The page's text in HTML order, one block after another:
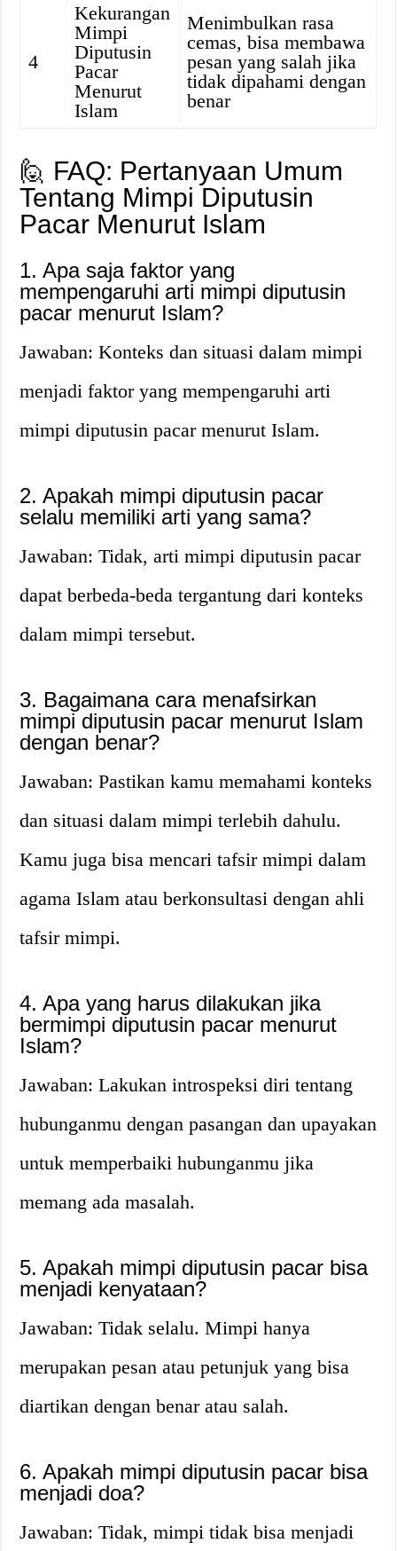
4
Kekurangan
Mimpi
Diputusin
Pacar
Menurut
Islam
Menimbulkan rasa
cemas, bisa membawa
pesan yang salah jika
tidak dipahami dengan
benar
🙋 FAQ: Pertanyaan Umum
Tentang Mimpi Diputusin
Pacar Menurut Islam
1. Apa saja faktor yang
mempengaruhi arti mimpi diputusin
pacar menurut Islam?
Jawaban: Konteks dan situasi dalam mimpi
menjadi faktor yang mempengaruhi arti
mimpi diputusin pacar menurut Islam.
2. Apakah mimpi diputusin pacar
selalu memiliki arti yang sama?
Jawaban: Tidak, arti mimpi diputusin pacar
dapat berbeda-beda tergantung dari konteks
dalam mimpi tersebut.
3. Bagaimana cara menafsirkan
mimpi diputusin pacar menurut Islam
dengan benar?
Jawaban: Pastikan kamu memahami konteks
dan situasi dalam mimpi terlebih dahulu.
Kamu juga bisa mencari tafsir mimpi dalam
agama Islam atau berkonsultasi dengan ahli
tafsir mimpi.
4. Apa yang harus dilakukan jika
bermimpi diputusin pacar menurut
Islam?
Jawaban: Lakukan introspeksi diri tentang
hubunganmu dengan pasangan dan upayakan
untuk memperbaiki hubunganmu jika
memang ada masalah.
5. Apakah mimpi diputusin pacar bisa
menjadi kenyataan?
Jawaban: Tidak selalu. Mimpi hanya
merupakan pesan atau petunjuk yang bisa
diartikan dengan benar atau salah.
6. Apakah mimpi diputusin pacar bisa
menjadi doa?
Jawaban: Tidak, mimpi tidak bisa menjadi